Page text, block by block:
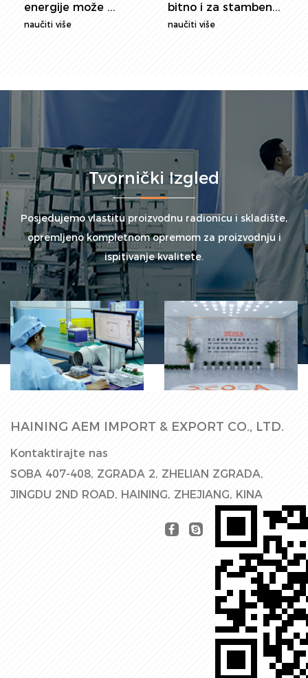
energije može ...
naučiti više
bitno i za stamben...
naučiti više
Tvornički Izgled
Posjedujemo vlastitu proizvodnu radionicu i skladište,
opremljeno kompletnom opremom za proizvodnju i
ispitivanje kvalitete.
Tvornička hala Proizvodna linija
HAINING AEM IMPORT & EXPORT CO., LTD.
Kontaktirajte nas
SOBA 407-408, ZGRADA 2, ZHELIAN ZGRADA,
JINGDU 2ND ROAD, HAINING, ZHEJIANG, KINA